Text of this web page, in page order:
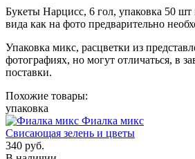
Букеты Нарцисс, 6 гол, упаковка 50
вида как на фото предварительно
Упаковка микс, расцветки из
фотографиях, но могут отличаться, в
поставки.
Похожие товары:
упаковка
Фиалка микс
Свисающая зелень и цветы
340 руб.